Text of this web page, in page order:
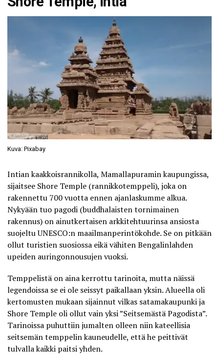
Kuva: Pixabay
Intian kaakkoisrannikolla, Mamallapuramin kaupungissa,
sijaitsee Shore Temple (rannikkotemppeli), joka on
rakennettu 700 vuotta ennen ajanlaskumme alkua.
Nykyään tuo pagodi (buddhalaisten tornimainen
rakennus) on ainutkertaisen arkkitehtuurinsa ansiosta
suojeltu UNESCO:n maailmanperintökohde. Se on pitkään
ollut turistien suosiossa eikä vähiten Bengalinlahden
upeiden auringonnousujen vuoksi.
Temppelistä on aina kerrottu tarinoita, mutta näissä
legendoissa se ei ole seissyt paikallaan yksin. Alueella oli
kertomusten mukaan sijainnut vilkas satamakaupunki ja
Shore Temple oli ollut vain yksi ”Seitsemästä Pagodista”.
Tarinoissa puhuttiin jumalten olleen niin kateellisia
seitsemän temppelin kauneudelle, että he peittivät
tulvalla kaikki paitsi yhden.